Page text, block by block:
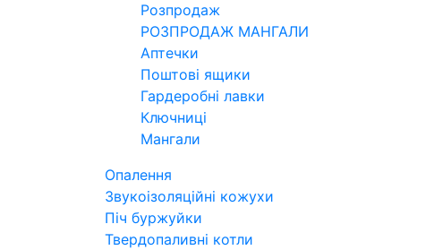
Розпродаж
РОЗПРОДАЖ МАНГАЛИ
Аптечки
Поштові ящики
Гардеробні лавки
Ключниці
Мангали
Опалення
Звукоізоляційні кожухи
Піч буржуйки
Твердопаливні котли